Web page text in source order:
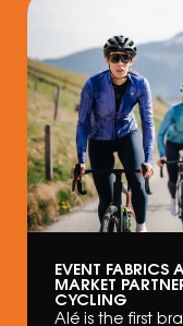
EVENT FABRICS
MARKET
CYCLING
Alé is the first